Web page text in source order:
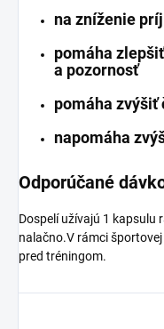
na zníženie
pomáha
a pozornosť
pomáha zvýšiť
napomáha
Odporúčané
Dospelí užívajú 1 kapsulu
nalačno.V rámci
pred tréningom.